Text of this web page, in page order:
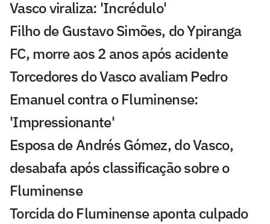
Vasco viraliza: 'Incrédulo'
Filho de Gustavo Simões, do Ypiranga
FC, morre aos 2 anos após acidente
Torcedores do Vasco avaliam Pedro
Emanuel contra o Fluminense:
'Impressionante'
Esposa de Andrés Gómez, do Vasco,
desabafa após classificação sobre o
Fluminense
Torcida do Fluminense aponta culpado